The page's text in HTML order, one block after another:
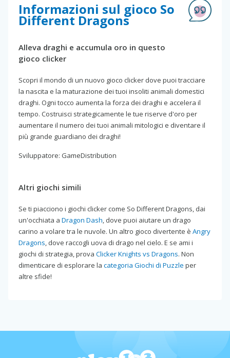
Informazioni sul gioco So
Different Dragons
Alleva draghi e accumula oro in questo
gioco clicker
Scopri il mondo di un nuovo gioco clicker dove puoi tracciare
la nascita e la maturazione dei tuoi insoliti animali domestici
draghi. Ogni tocco aumenta la forza dei draghi e accelera il
tempo. Costruisci strategicamente le tue riserve d'oro per
aumentare il numero dei tuoi animali mitologici e diventare il
più grande guardiano dei draghi!
Sviluppatore: GameDistribution
Altri giochi simili
Se ti piacciono i giochi clicker come So Different Dragons, dai
un'occhiata a Dragon Dash, dove puoi aiutare un drago
carino a volare tra le nuvole. Un altro gioco divertente è Angry
Dragons, dove raccogli uova di drago nel cielo. E se ami i
giochi di strategia, prova Clicker Knights vs Dragons. Non
dimenticare di esplorare la categoria Giochi di Puzzle per
altre sfide!